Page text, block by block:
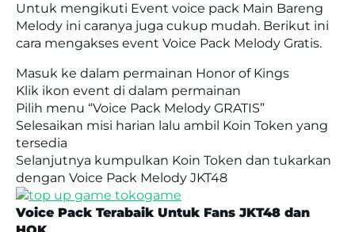
Untuk mengikuti Event voice pack Main Bareng
Melody ini caranya juga cukup mudah. Berikut ini
cara mengakses event Voice Pack Melody Gratis.
Masuk ke dalam permainan Honor of Kings
Klik ikon event di dalam permainan
Pilih menu “Voice Pack Melody GRATIS”
Selesaikan misi harian lalu ambil Koin Token yang
tersedia
Selanjutnya kumpulkan Koin Token dan tukarkan
dengan Voice Pack Melody JKT48
Voice Pack Terabaik Untuk Fans JKT48 dan